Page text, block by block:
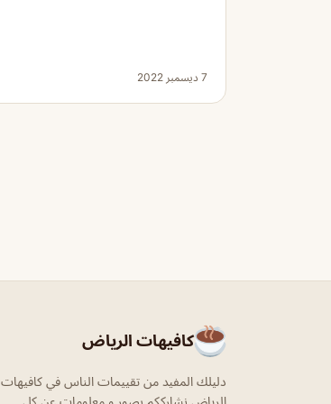
7 ديسمبر 2022
كافيهات الرياض
دليلك المفيد من تقييمات الناس في كافيهات
الرياض نشارككم بصور و معلومات عن كل